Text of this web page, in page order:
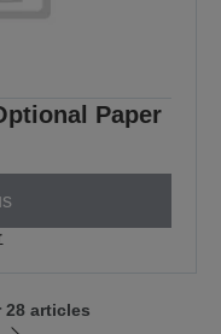
Paper
28 articles